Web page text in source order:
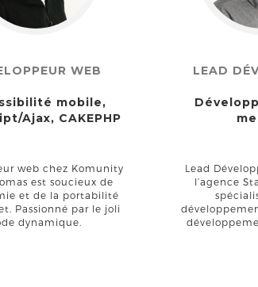
WEB
mobile,
Ajax, CAKEPHP
web chez Komunity
est soucieux de
et de la portabilité
Passionné par le joli
dynamique.
LEAD
Lead
l’agence